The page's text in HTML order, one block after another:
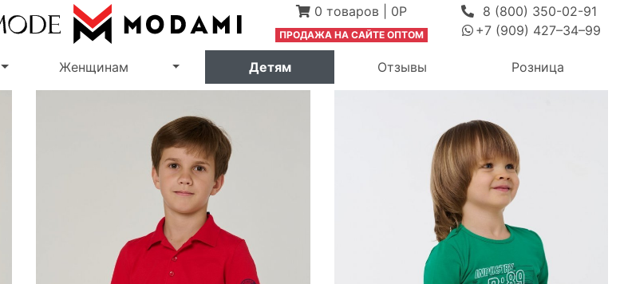
0 товаров 0Р
ПРОДАЖА НА САЙТЕ ОПТОМ
8 (800) 350-02-91
+7 (909) 427–34–99
Переключить выпадающее меню
Женщинам Переключить выпадающее меню
Детям Отзывы Розница